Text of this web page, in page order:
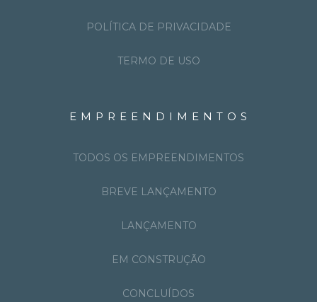
POLÍTICA DE PRIVACIDADE
TERMO DE USO
EMPREENDIMENTOS
TODOS OS EMPREENDIMENTOS
BREVE LANÇAMENTO
LANÇAMENTO
EM CONSTRUÇÃO
CONCLUÍDOS